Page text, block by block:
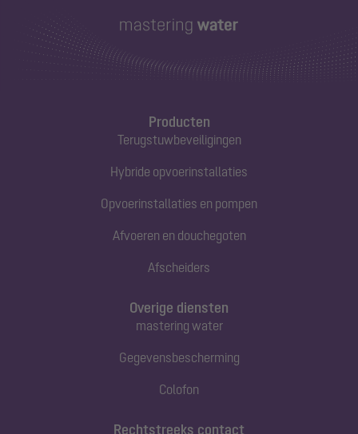
Producten
Terugstuwbeveiligingen
Hybride opvoerinstallaties
Opvoerinstallaties en pompen
Afvoeren en douchegoten
Afscheiders
Rechtstreeks contact
Overige diensten
mastering water
Gegevensbescherming
Colofon